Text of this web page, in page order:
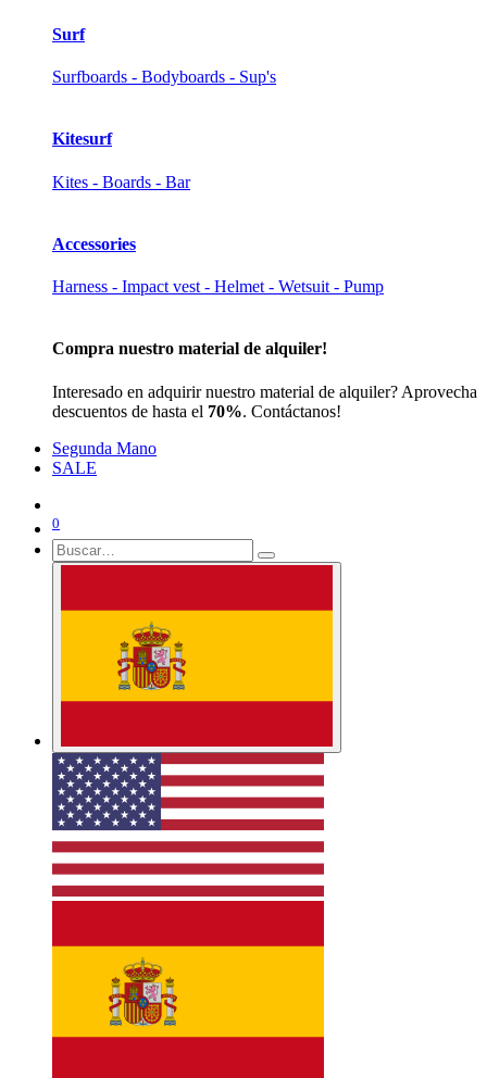
Surf
Surfboards - Bodyboards - Sup's
Kitesurf
Kites - Boards - Bar
Accessories
Harness - Impact vest - Helmet - Wetsuit - Pump
Compra nuestro material de alquiler!
Interesado en adquirir nuestro material de alquiler? Aprovecha
descuentos de hasta el 70%. Contáctanos!
Segunda Mano
SALE
0